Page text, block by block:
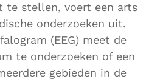
te stellen, voert een arts
onderzoeken uit.
(EEG) meet de
te onderzoeken of een
gebieden in de